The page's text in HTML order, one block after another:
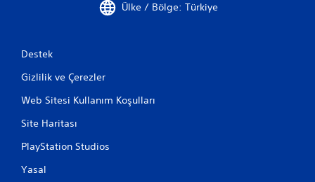
Ülke / Bölge: Türkiye
Destek
Gizlilik ve Çerezler
Web Sitesi Kullanım Koşulları
Site Haritası
PlayStation Studios
Yasal